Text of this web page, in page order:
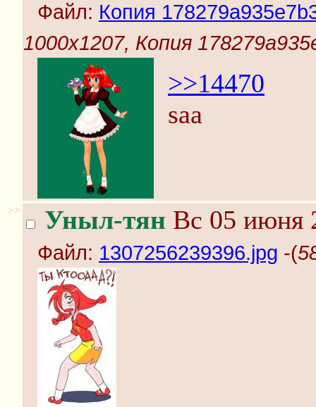
Файл: Копия
1000x1207, Копия
>>14470
saa
>> Уныл-тян Вс 05 июня
Файл: 1307256239396.jpg -(